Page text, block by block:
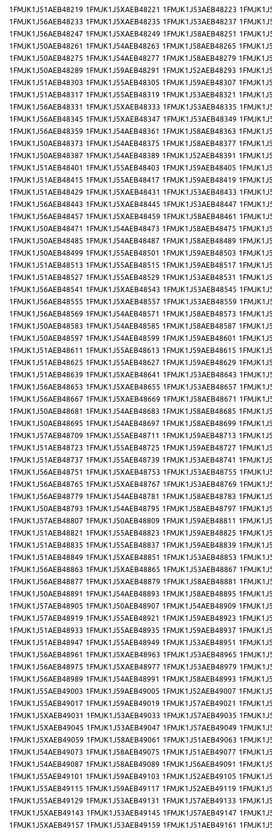
1FMJK1J51AEB48219 1FMJK1J5XAEB48221 1FMJK1J53AEB48223
1FMJK1J56AEB48233 1FMJK1J5XAEB48235 1FMJK1J53AEB48237
1FMJK1J56AEB48247 1FMJK1J5XAEB48249 1FMJK1J58AEB48251
1FMJK1J50AEB48261 1FMJK1J54AEB48263 1FMJK1J58AEB48265
1FMJK1J50AEB48275 1FMJK1J54AEB48277 1FMJK1J58AEB48279
1FMJK1J50AEB48289 1FMJK1J59AEB48291 1FMJK1J52AEB48293
1FMJK1J51AEB48303 1FMJK1J55AEB48305 1FMJK1J59AEB48307
1FMJK1J51AEB48317 1FMJK1J55AEB48319 1FMJK1J53AEB48321
1FMJK1J56AEB48331 1FMJK1J5XAEB48333 1FMJK1J53AEB48335
1FMJK1J56AEB48345 1FMJK1J5XAEB48347 1FMJK1J53AEB48349
1FMJK1J56AEB48359 1FMJK1J54AEB48361 1FMJK1J58AEB48363
1FMJK1J50AEB48373 1FMJK1J54AEB48375 1FMJK1J58AEB48377
1FMJK1J50AEB48387 1FMJK1J54AEB48389 1FMJK1J52AEB48391
1FMJK1J51AEB48401 1FMJK1J55AEB48403 1FMJK1J59AEB48405
1FMJK1J51AEB48415 1FMJK1J55AEB48417 1FMJK1J59AEB48419
1FMJK1J51AEB48429 1FMJK1J5XAEB48431 1FMJK1J53AEB48433
1FMJK1J56AEB48443 1FMJK1J5XAEB48445 1FMJK1J53AEB48447
1FMJK1J56AEB48457 1FMJK1J5XAEB48459 1FMJK1J58AEB48461
1FMJK1J50AEB48471 1FMJK1J54AEB48473 1FMJK1J58AEB48475
1FMJK1J50AEB48485 1FMJK1J54AEB48487 1FMJK1J58AEB48489
1FMJK1J50AEB48499 1FMJK1J55AEB48501 1FMJK1J59AEB48503
1FMJK1J51AEB48513 1FMJK1J55AEB48515 1FMJK1J59AEB48517
1FMJK1J51AEB48527 1FMJK1J55AEB48529 1FMJK1J53AEB48531
1FMJK1J56AEB48541 1FMJK1J5XAEB48543 1FMJK1J53AEB48545
1FMJK1J56AEB48555 1FMJK1J5XAEB48557 1FMJK1J53AEB48559
1FMJK1J56AEB48569 1FMJK1J54AEB48571 1FMJK1J58AEB48573
1FMJK1J50AEB48583 1FMJK1J54AEB48585 1FMJK1J58AEB48587
1FMJK1J50AEB48597 1FMJK1J54AEB48599 1FMJK1J59AEB48601
1FMJK1J51AEB48611 1FMJK1J55AEB48613 1FMJK1J59AEB48615
1FMJK1J51AEB48625 1FMJK1J55AEB48627 1FMJK1J59AEB48629
1FMJK1J51AEB48639 1FMJK1J5XAEB48641 1FMJK1J53AEB48643
1FMJK1J56AEB48653 1FMJK1J5XAEB48655 1FMJK1J53AEB48657
1FMJK1J56AEB48667 1FMJK1J5XAEB48669 1FMJK1J58AEB48671
1FMJK1J50AEB48681 1FMJK1J54AEB48683 1FMJK1J58AEB48685
1FMJK1J50AEB48695 1FMJK1J54AEB48697 1FMJK1J58AEB48699
1FMJK1J57AEB48709 1FMJK1J55AEB48711 1FMJK1J59AEB48713
1FMJK1J51AEB48723 1FMJK1J55AEB48725 1FMJK1J59AEB48727
1FMJK1J51AEB48737 1FMJK1J55AEB48739 1FMJK1J53AEB48741
1FMJK1J56AEB48751 1FMJK1J5XAEB48753 1FMJK1J53AEB48755
1FMJK1J56AEB48765 1FMJK1J5XAEB48767 1FMJK1J53AEB48769
1FMJK1J56AEB48779 1FMJK1J54AEB48781 1FMJK1J58AEB48783
1FMJK1J50AEB48793 1FMJK1J54AEB48795 1FMJK1J58AEB48797
1FMJK1J57AEB48807 1FMJK1J50AEB48809 1FMJK1J59AEB48811
1FMJK1J51AEB48821 1FMJK1J55AEB48823 1FMJK1J59AEB48825
1FMJK1J51AEB48835 1FMJK1J55AEB48837 1FMJK1J59AEB48839
1FMJK1J51AEB48849 1FMJK1J5XAEB48851 1FMJK1J53AEB48853
1FMJK1J56AEB48863 1FMJK1J5XAEB48865 1FMJK1J53AEB48867
1FMJK1J56AEB48877 1FMJK1J5XAEB48879 1FMJK1J58AEB48881
1FMJK1J50AEB48891 1FMJK1J54AEB48893 1FMJK1J58AEB48895
1FMJK1J57AEB48905 1FMJK1J50AEB48907 1FMJK1J54AEB48909
1FMJK1J57AEB48919 1FMJK1J55AEB48921 1FMJK1J59AEB48923
1FMJK1J51AEB48933 1FMJK1J55AEB48935 1FMJK1J59AEB48937
1FMJK1J51AEB48947 1FMJK1J55AEB48949 1FMJK1J53AEB48951
1FMJK1J56AEB48961 1FMJK1J5XAEB48963 1FMJK1J53AEB48965
1FMJK1J56AEB48975 1FMJK1J5XAEB48977 1FMJK1J53AEB48979
1FMJK1J56AEB48989 1FMJK1J54AEB48991 1FMJK1J58AEB48993
1FMJK1J55AEB49003 1FMJK1J59AEB49005 1FMJK1J52AEB49007
1FMJK1J55AEB49017 1FMJK1J59AEB49019 1FMJK1J57AEB49021
1FMJK1J5XAEB49031 1FMJK1J53AEB49033 1FMJK1J57AEB49035
1FMJK1J5XAEB49045 1FMJK1J53AEB49047 1FMJK1J57AEB49049
1FMJK1J5XAEB49059 1FMJK1J58AEB49061 1FMJK1J51AEB49063
1FMJK1J54AEB49073 1FMJK1J58AEB49075 1FMJK1J51AEB49077
1FMJK1J54AEB49087 1FMJK1J58AEB49089 1FMJK1J56AEB49091
1FMJK1J55AEB49101 1FMJK1J59AEB49103 1FMJK1J52AEB49105
1FMJK1J55AEB49115 1FMJK1J59AEB49117 1FMJK1J52AEB49119
1FMJK1J55AEB49129 1FMJK1J53AEB49131 1FMJK1J57AEB49133
1FMJK1J5XAEB49143 1FMJK1J53AEB49145 1FMJK1J57AEB49147
1FMJK1J5XAEB49157 1FMJK1J53AEB49159 1FMJK1J51AEB49161